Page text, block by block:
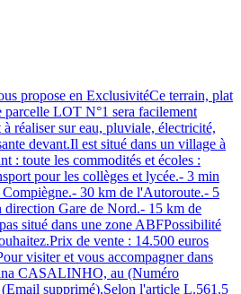
propose en ExclusivitéCe terrain, plat
parcelle LOT N°1 sera facilement
réaliser sur eau, pluviale, électricité,
devant.Il est situé dans un village à
: toute les commodités et écoles :
pour les collèges et lycée.- 3 min
30 km de l'Autoroute.- 5
Gare de Nord.- 15 km de
situé dans une zone ABFPossibilité
de vente : 14.500 euros
visiter et vous accompagner dans
CASALINHO, au (Numéro
supprimé).Selon l'article L.561.5